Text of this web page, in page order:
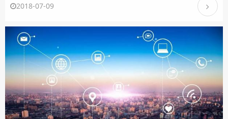
2018-07-09